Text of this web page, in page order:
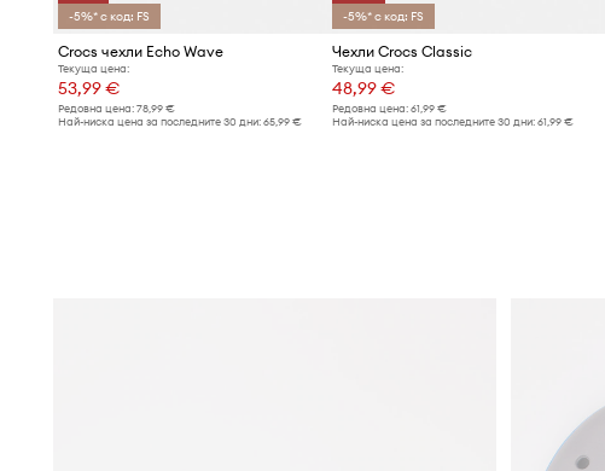
-5%* с код: FS
Crocs чехли Echo Wave
Текуща цена:
53,99 €
Редовна цена: 78,99 €
Най-ниска цена за последните 30 дни: 65,99 €
-5%* с код: FS
Чехли Crocs Classic
Текуща цена:
48,99 €
Редовна цена:61,99 €
Най-ниска цена за последните 30 дни:61,99 €